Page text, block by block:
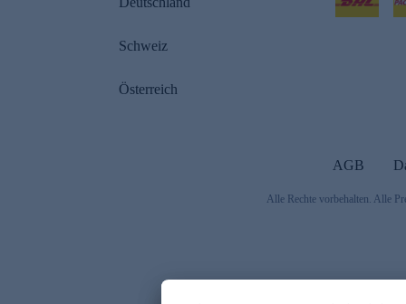
Schweiz
Österreich
AGB
Alle Rechte vorbehalten. Alle